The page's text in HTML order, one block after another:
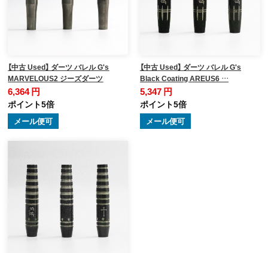
【中古 Used】 ダーツ バレル G's
MARVELOUS2 ジーズダーツ
6,364 円
ポイント5倍
メール便可
【中古 Used】 ダーツ バレル G's
Black Coating AREUS6 …
5,347 円
ポイント5倍
メール便可